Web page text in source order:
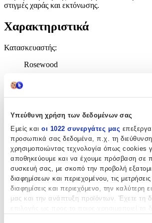
Υπεύθυνη χρήση των δεδομένων σας
Εμείς και οι 1022 συνεργάτες μας
προσωπικά σας δεδομένα, π.χ. τη
χρησιμοποιώντας τεχνολογία όπως cookies
αποθηκεύουμε και να έχουμε πρόσβαση σε
συσκευή σας, με σκοπό την προβολή
διαφημίσεων και περιεχομένου, τις
διαφημίσεις και περιεχόμενο, την καλύτερη
μας και την ανάπτυξη προϊόντων. Έχετε τη
στιγμές χαράς και εκτόνωσης.
Χαρακτηριστικά
Κατασκευαστής:
Rosewood
Είδος:
Μπάλα
Χρώμα:
Μπλε
Εκπαιδευτικό:
Όχι
Μασητικό:
Ναι
για Κουτάβια: